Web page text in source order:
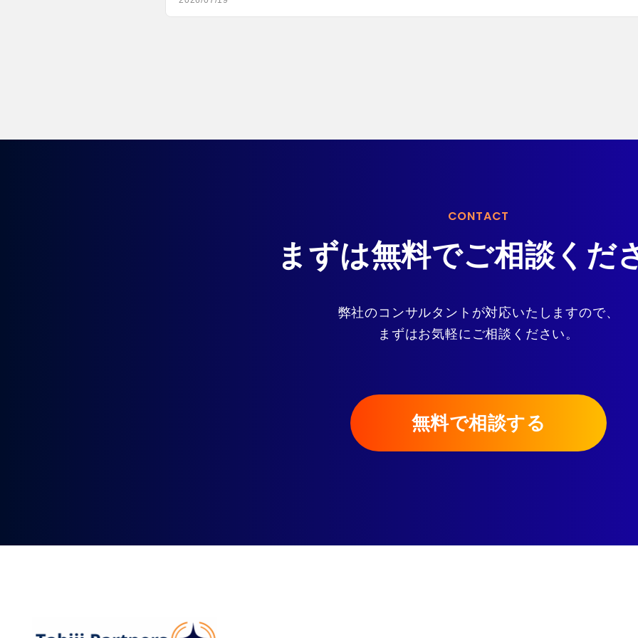
CONTACT
まずは無料でご相談くだ
弊社のコンサルタントが対応いたしますので、
まずはお気軽にご相談ください。
無料で相談する